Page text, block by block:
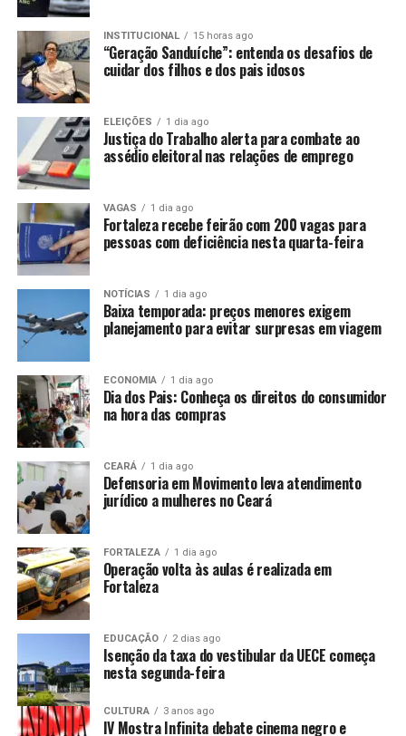
INSTITUCIONAL 15 horas ago
“Geração Sanduíche”: entenda os desafios de
cuidar dos filhos e dos pais idosos
ELEIÇÕES 1 dia ago
Justiça do Trabalho alerta para combate ao
assédio eleitoral nas relações de emprego
VAGAS 1 dia ago
Fortaleza recebe feirão com 200 vagas para
pessoas com deficiência nesta quarta-feira
NOTÍCIAS 1 dia ago
Baixa temporada: preços menores exigem
planejamento para evitar surpresas em viagem
ECONOMIA 1 dia ago
Dia dos Pais: Conheça os direitos do consumidor
na hora das compras
CEARÁ 1 dia ago
Defensoria em Movimento leva atendimento
jurídico a mulheres no Ceará
FORTALEZA 1 dia ago
Operação volta às aulas é realizada em
Fortaleza
EDUCAÇÃO 2 dias ago
Isenção da taxa do vestibular da UECE começa
nesta segunda-feira
CULTURA 3 anos ago
IV Mostra Infinita debate cinema negro e